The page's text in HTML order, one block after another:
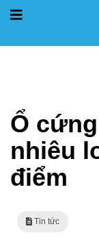
Ổ
nhiêu
điểm
Tin tức